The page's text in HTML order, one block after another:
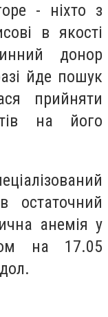
- ніхто з
в якості
донор
йде пошук
прийняти
на його
остаточний
анемія у
на 17.05